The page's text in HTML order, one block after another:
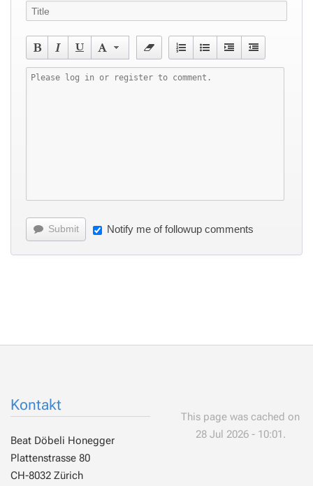
Submit Notify me of followup comments
Kontakt
Beat Döbeli Honegger
Plattenstrasse 80
CH-8032 Zürich
This page was cached on
28 Jul 2026 - 10:01.